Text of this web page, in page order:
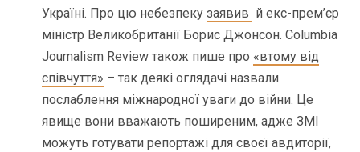
Україні. Про цю небезпекузаявив й екс-прем’єр
міністр Великобританії Борис Джонсон. Columbia
Journalism Review також пише про «втому від
співчуття» – так деякі оглядачі назвали
послаблення міжнародної уваги до війни. Це
явище вони вважають поширеним, адже ЗМІ
можуть готувати репортажі для своєї авдиторії,